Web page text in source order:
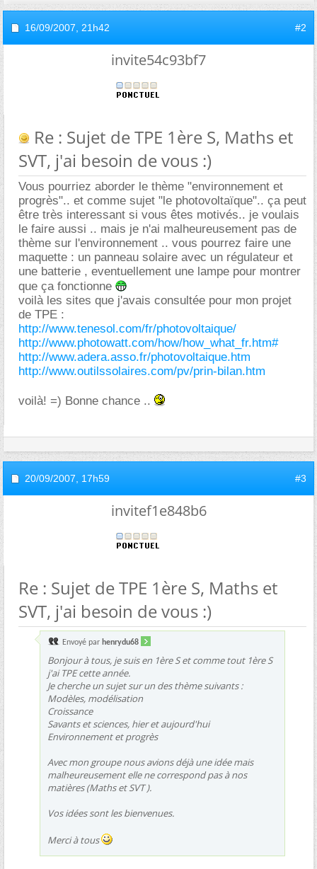
16/09/2007, 21h42 #2
invite54c93bf7
Re : Sujet de TPE 1ère S, Maths et
SVT, j'ai besoin de vous :)
Vous pourriez aborder le thème "environnement et
progrès".. et comme sujet "le photovoltaïque".. ça peut
être très interessant si vous êtes motivés.. je voulais
le faire aussi .. mais je n'ai malheureusement pas de
thème sur l'environnement .. vous pourrez faire une
maquette : un panneau solaire avec un régulateur et
une batterie , eventuellement une lampe pour montrer
que ça fonctionne
voilà les sites que j'avais consultée pour mon projet
de TPE :
http://www.tenesol.com/fr/photovoltaique/
http://www.photowatt.com/how/how_what_fr.htm#
http://www.adera.asso.fr/photovoltaique.htm
http://www.outilssolaires.com/pv/prin-bilan.htm
voilà! =) Bonne chance ..
20/09/2007, 17h59 #3
invitef1e848b6
Re : Sujet de TPE 1ère S, Maths et
SVT, j'ai besoin de vous :)
Envoyé par henrydu68
Bonjour à tous, je suis en 1ère S et comme tout 1ère S
j'ai TPE cette année.
Je cherche un sujet sur un des thème suivants :
Modèles, modélisation
Croissance
Savants et sciences, hier et aujourd'hui
Environnement et progrès
Avec mon groupe nous avions déjà une idée mais
malheureusement elle ne correspond pas à nos
matières (Maths et SVT ).
Vos idées sont les bienvenues.
Merci à tous